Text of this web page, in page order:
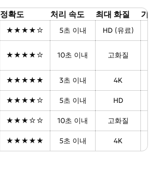
정확도 처리 속도 최대 화질 가
★★★★☆ 5초 이내 HD (유료)
★★★★☆ 10초 이내 고화질
★★★★★ 3초 이내 4K
★★★★☆ 5초 이내 HD
★★★☆☆ 10초 이내 고화질
★★★★★ 5초 이내 4K